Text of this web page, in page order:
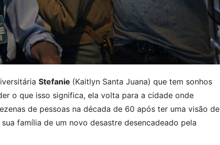
Stefanie (Kaitlyn Santa Juana) que tem sonhos
o que isso significa, ela volta para a cidade onde
de pessoas na década de 60 após ter uma visão de
família de um novo desastre desencadeado pela